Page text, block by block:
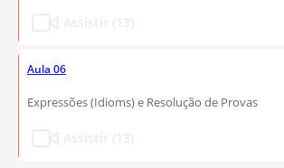
Aula 06
Expressões (Idioms) e Resolução de Provas